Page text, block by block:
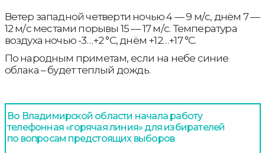
Ветер западной четверти ночью 4 — 9 м/с, днём 7 —
12 м/с местами порывы 15 — 17 м/с. Температура
воздуха ночью -3…+2 °С, днём +12…+17 °С.
По народным приметам, если на небе синие
облака – будет теплый дождь.
Во Владимирской области начала работу
телефонная «горячая линия» для избирателей
по вопросам предстоящих выборов